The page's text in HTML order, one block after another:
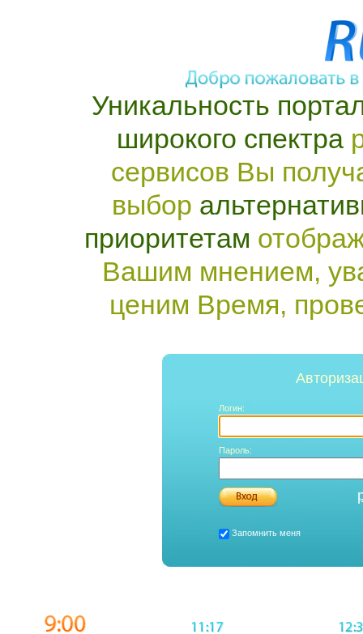
Уникальность
широкого спектра
сервисов Вы
выбор
приоритетам
Вашим мнением,
ценим Время,
Логин:
Пароль:
Запомнить меня